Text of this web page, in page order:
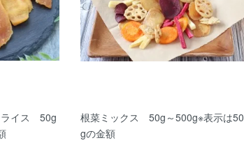
ライス 50g
根菜ミックス 50g～500g※表示は50
gの金額